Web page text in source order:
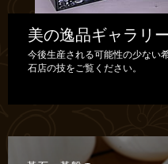
美の逸品ギャラリ
今後生産される可能性の少ない
石店の技をご覧ください。